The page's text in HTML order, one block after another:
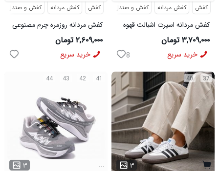
کفش کفش مردانه کفش و صندل
کفش مردانه روزمره چرم مصنوعی
50920
۲,۶۰۹,۰۰۰ تومان
خرید سریع
کفش کفش مردانه کفش و صندل
کفش مردانه اسپرت اشبالت قهوه
ای Saucony مدل 50786
۳,۷۰۹,۰۰۰ تومان
خرید سریع 8
41
42
43
44
۳ ...
37
40
۳